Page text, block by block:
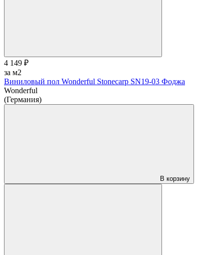
4 149 ₽
за м2
Виниловый пол Wonderful Stonecarp SN19-03 Фоджа
Wonderful
(Германия)
В корзину